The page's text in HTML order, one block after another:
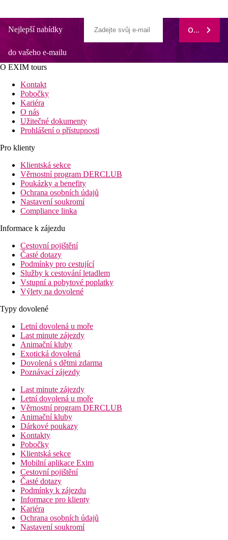
Nejlepší nabídky
do vašeho e-mailu
ODEBÍRAT
O EXIM tours
Kontakt
Pobočky
Kariéra
O nás
Užitečné dokumenty
Prohlášení o přístupnosti
Pro klienty
Klientská sekce
Věrnostní program DERCLUB
Poukázky a benefity
Ochrana osobních údajů
Nastavení soukromí
Compliance linka
Informace k zájezdu
Cestovní pojištění
Časté dotazy
Podmínky pro cestující
Služby k cestování letadlem
Vstupní a pobytové poplatky
Výlety na dovolené
Typy dovolené
Letní dovolená u moře
Last minute zájezdy
Animační kluby
Exotická dovolená
Dovolená s dětmi zdarma
Poznávací zájezdy
Last minute zájezdy
Letní dovolená u moře
Věrnostní program DERCLUB
Animační kluby
Dárkové poukazy
Kontakty
Pobočky
Klientská sekce
Mobilní aplikace Exim
Cestovní pojištění
Časté dotazy
Podmínky k zájezdu
Informace pro klienty
Kariéra
Ochrana osobních údajů
Nastavení soukromí